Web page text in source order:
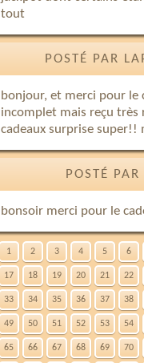
tout
POSTÉ PAR
bonjour, et merci pour le
incomplet mais reçu très
cadeaux surprise super!!
POSTÉ
bonsoir merci pour le
1 2 3 4 5 6
17 18 19 20 21 22
33 34 35 36 37 38
49 50 51 52 53 54
65 66 67 68 69 70